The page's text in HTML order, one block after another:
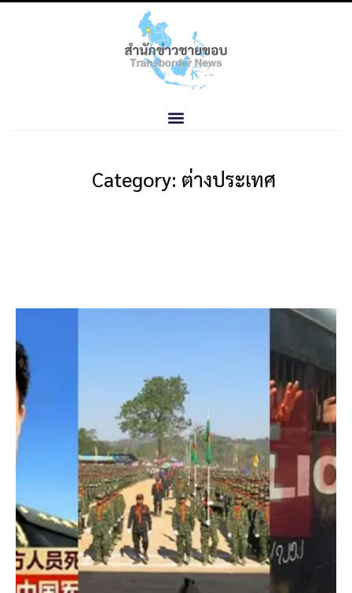
Category: ต่างประเทศ